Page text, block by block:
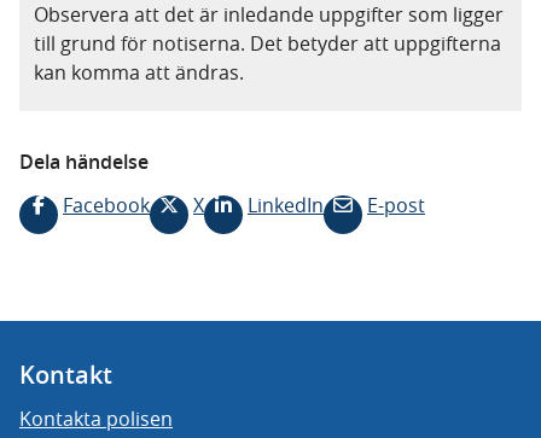
Observera att det är inledande uppgifter som ligger
till grund för notiserna. Det betyder att uppgifterna
kan komma att ändras.
Dela händelse
Facebook
X LinkedIn E-post
Kontakt
Kontakta polisen